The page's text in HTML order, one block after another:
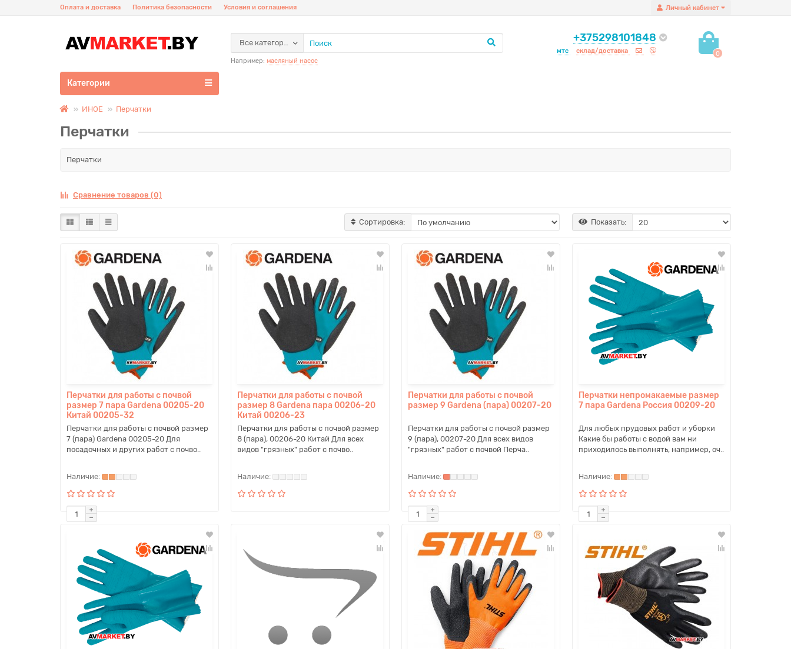
Личный кабинет
Оплата и доставка Политика безопасности Условия и соглашения
+375298101848
мтс склад/доставка 0
Все категории
Например: масляный насос
Категории
ИНОЕ Перчатки
Перчатки
Перчатки
Сравнение товаров (0)
Сортировка: Показать:
Перчатки для работы с почвой
размер 7 пара Gardena 00205-20
Китай 00205-32
Перчатки для работы с почвой размер
7 (пара) Gardena 00205-20 Для
посадочных и других работ с почво..
Перчатки для работы с почвой
размер 8 Gardena пара 00206-20
Китай 00206-23
Перчатки для работы с почвой размер
8 (пара), 00206-20 Китай Для всех
видов "грязных" работ с почво..
Перчатки для работы с почвой
размер 9 Gardena (пара) 00207-20
Перчатки для работы с почвой размер
9 (пара), 00207-20 Для всех видов
"грязных" работ с почвой Перча..
Перчатки непромакаемые размер
7 пара Gardena Россия 00209-20
Для любых прудовых работ и уборки
Какие бы работы с водой вам ни
приходилось выполнять, например, оч..